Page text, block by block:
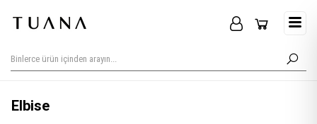
Elbise